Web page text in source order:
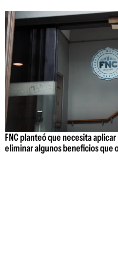
FNC planteó que necesita
eliminar algunos beneficios que